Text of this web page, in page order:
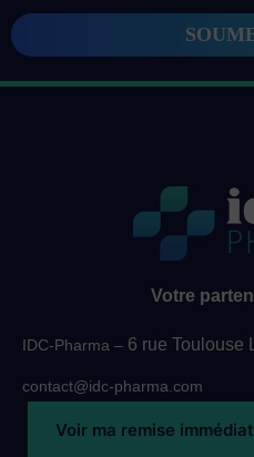
Votre
IDC-Pharma – 6 rue Toulouse
contact@idc-pharma.com
01 86 65 65 55 (Appel gratuit)
Voir ma remise